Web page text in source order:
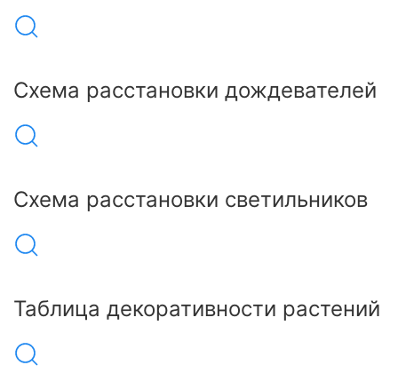
Схема расстановки дождевателей
Схема расстановки светильников
Таблица декоративности растений